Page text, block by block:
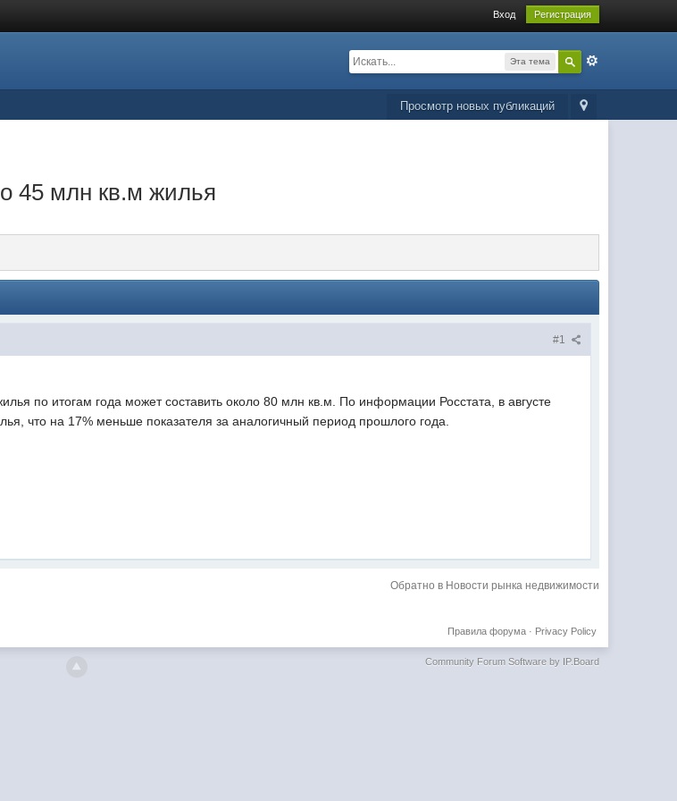
Вход Регистрация
Эта тема
Просмотр новых публикаций
45 млн кв.м жилья
#1
по итогам года может составить около 80 млн кв.м. По информации Росстата, в августе
что на 17% меньше показателя за аналогичный период прошлого года.
Обратно в Новости рынка недвижимости
Privacy Policy
Правила форума·
Community Forum Software by IP.Board